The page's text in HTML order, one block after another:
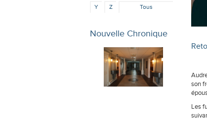
Y
Z Tous
son
Les
Nouvelle Chronique